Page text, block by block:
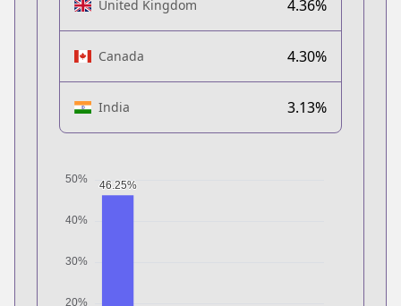
United Kingdom 4.36%
Canada 4.30%
India 3.13%